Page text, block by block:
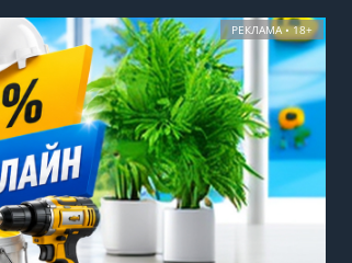
РЕКЛАМА • 18+